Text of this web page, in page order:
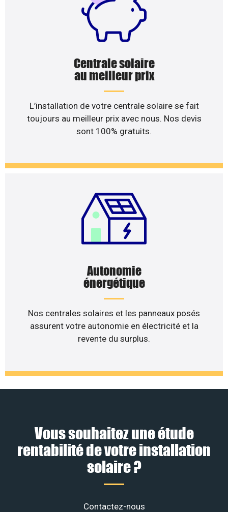
Centrale solaire
au meilleur prix
L’installation de votre centrale solaire se fait
toujours au meilleur prix avec nous. Nos devis
sont 100% gratuits.
Autonomie
énergétique
Nos centrales solaires et les panneaux posés
assurent votre autonomie en électricité et la
revente du surplus.
Vous souhaitez une étude
rentabilité de votre installation
solaire ?
Contactez-nous